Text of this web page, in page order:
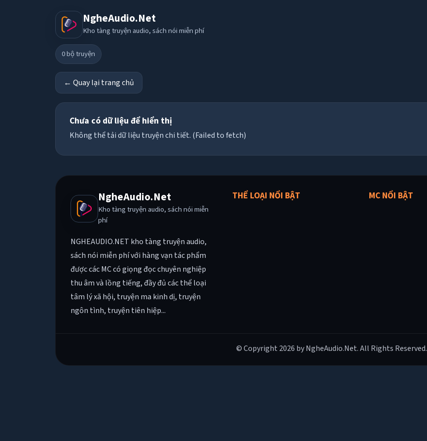
NgheAudio.Net
Kho tàng truyện audio, sách nói miễn phí
0bộ truyện
← Quay lại trang chủ
Chưa có dữ liệu để hiển thị
Không thể tải dữ liệu truyện chi tiết. (Failed to fetch)
NgheAudio.Net
Kho tàng truyện audio, sách nói miễn
phí
NGHEAUDIO.NET kho tàng truyện audio,
sách nói miễn phí với hàng vạn tác phẩm
được các MC có giọng đọc chuyên nghiệp
thu âm và lồng tiếng, đầy đủ các thể loại
tâm lý xã hội, truyện ma kinh dị, truyện
ngôn tình, truyện tiên hiệp...
THỂ LOẠI NỔI BẬT MC NỔI BẬT
© Copyright 2026 by NgheAudio.Net. All Rights Reserved.